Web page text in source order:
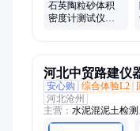
石英陶粒砂体积
密度计测试仪装
河北中贸路建仪
安心购
综合体验L2
河北沧州
主营： 水泥混泥土检